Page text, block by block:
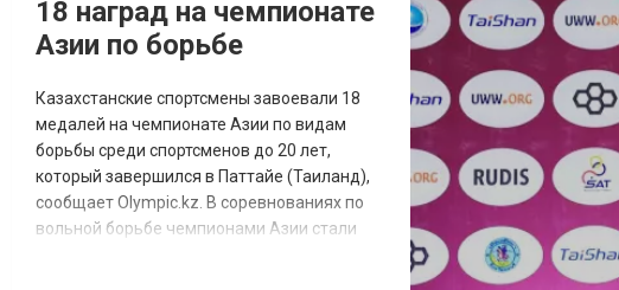
18 наград на чемпионате
Азии по борьбе
Казахстанские спортсмены завоевали 18
медалей на чемпионате Азии по видам
борьбы среди спортсменов до 20 лет,
который завершился в Паттайе (Таиланд),
сообщает Olympic.kz. В соревнованиях по
вольной борьбе чемпионами Азии стали